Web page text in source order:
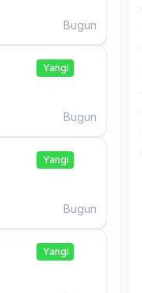
Bugun
Yangi
Bugun
Yangi
Bugun
Yangi